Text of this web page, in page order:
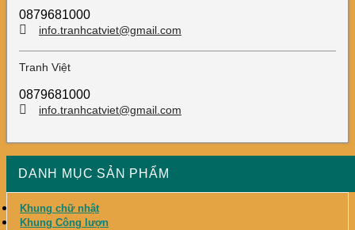
0879681000
info.tranhcatviet@gmail.com
Tranh Việt
0879681000
info.tranhcatviet@gmail.com
DANH MỤC SẢN PHẨM
Khung chữ nhật
Khung Công lượn